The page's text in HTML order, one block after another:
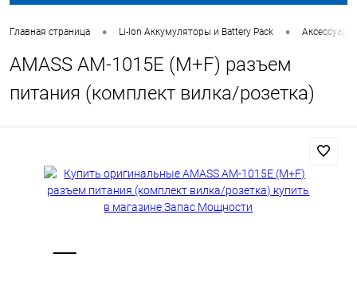
Главная страница • Li-Ion Аккумуляторы и Battery Pack • Аксессуары
AMASS AM-1015E (M+F) разъем
питания (комплект вилка/розетка)